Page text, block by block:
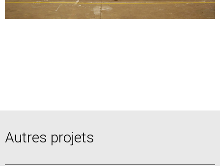
Autres projets